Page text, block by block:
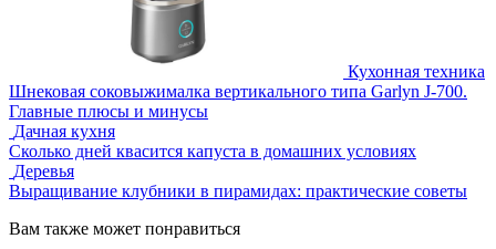
Кухонная техника
Шнековая соковыжималка вертикального типа Garlyn J-700.
Главные плюсы и минусы
Дачная кухня
Сколько дней квасится капуста в домашних условиях
Деревья
Выращивание клубники в пирамидах: практические советы
Вам также может понравиться